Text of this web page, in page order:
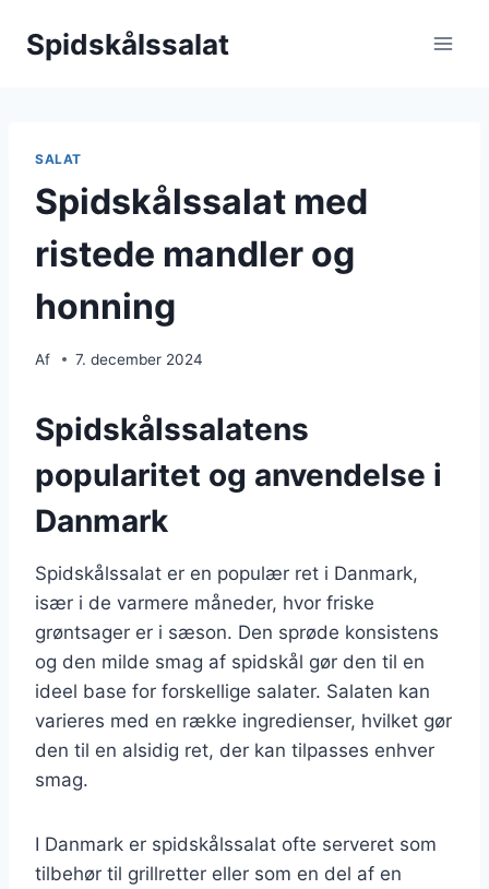
Spidskålssalat
SALAT
Spidskålssalat med
ristede mandler og
honning
Af 7. december 2024
Spidskålssalatens
popularitet og anvendelse i
Danmark
Spidskålssalat er en populær ret i Danmark,
især i de varmere måneder, hvor friske
grøntsager er i sæson. Den sprøde konsistens
og den milde smag af spidskål gør den til en
ideel base for forskellige salater. Salaten kan
varieres med en række ingredienser, hvilket gør
den til en alsidig ret, der kan tilpasses enhver
smag.
I Danmark er spidskålssalat ofte serveret som
tilbehør til grillretter eller som en del af en